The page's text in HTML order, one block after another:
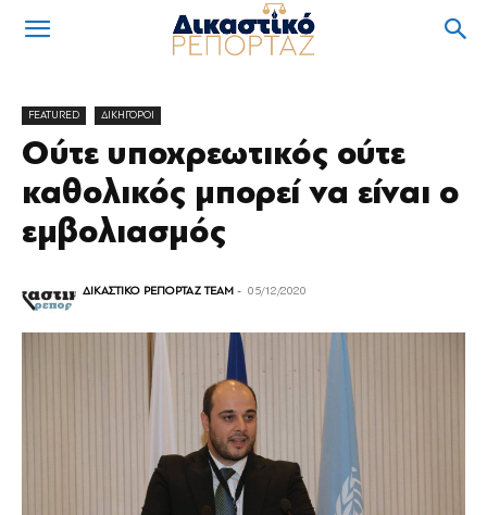
FEATURED ΔΙΚΗΓΟΡΟΙ
Ούτε υποχρεωτικός ούτε
καθολικός μπορεί να είναι ο
εμβολιασμός
ΔΙΚΑΣΤΙΚΟ ΡΕΠΟΡΤΑΖ TEAM - 05/12/2020